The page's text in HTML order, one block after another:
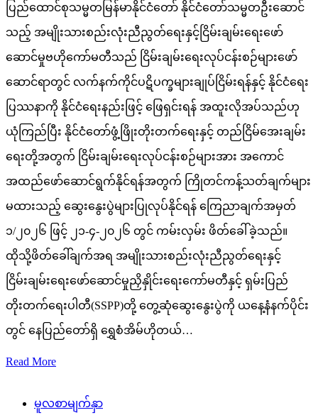
ပြည်ထောင်စုသမ္မတမြန်မာနိုင်ငံတော် နိုင်ငံတော်သမ္မတဦးဆောင်
သည့် အမျိုးသားစည်းလုံးညီညွတ်ရေးနှင့်ငြိမ်းချမ်းရေးဖော်
ဆောင်မှုဗဟိုကော်မတီသည် ငြိမ်းချမ်းရေးလုပ်ငန်းစဉ်များဖော်
ဆောင်ရာတွင် လက်နက်ကိုင်ပဋိပက္ခများချုပ်ငြိမ်းရန်နှင့် နိုင်ငံရေး
ပြဿနာကို နိုင်ငံရေးနည်းဖြင့် ဖြေရှင်းရန် အထူးလိုအပ်သည်ဟု
ယုံကြည်ပြီး နိုင်ငံတော်ဖွံ့ဖြိုးတိုးတက်ရေးနှင့် တည်ငြိမ်အေးချမ်း
ရေးတို့အတွက် ငြိမ်းချမ်းရေးလုပ်ငန်းစဉ်များအား အကောင်
အထည်ဖော်ဆောင်ရွက်နိုင်ရန်အတွက် ကြိုတင်ကန့်သတ်ချက်များ
မထားသည့် ဆွေးနွေးပွဲများပြုလုပ်နိုင်ရန် ကြေညာချက်အမှတ်
၁/၂၀၂၆ ဖြင့် ၂၁-၄-၂၀၂၆ တွင် ကမ်းလှမ်း ဖိတ်ခေါ်ခဲ့သည်။
ထိုသို့ဖိတ်ခေါ်ချက်အရ အမျိုးသားစည်းလုံးညီညွတ်ရေးနှင့်
ငြိမ်းချမ်းရေးဖော်ဆောင်မှုညှိနှိုင်းရေးကော်မတီနှင့် ရှမ်းပြည်
တိုးတက်ရေးပါတီ(SSPP)တို့ တွေ့ဆုံဆွေးနွေးပွဲကို ယနေ့နံနက်ပိုင်း
တွင် နေပြည်တော်ရှိ ရွှေစံအိမ်ဟိုတယ်…
Read More
မူလစာမျက်နှာ